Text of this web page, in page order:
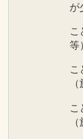
が
こ
等
こ
こ